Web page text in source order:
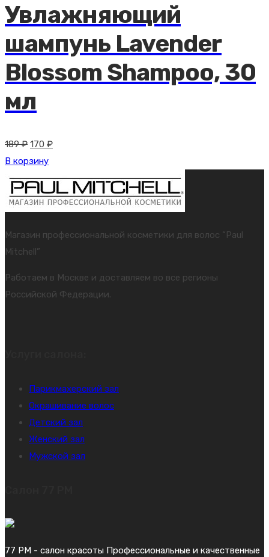
Увлажняющий
шампунь Lavender
Blossom Shampoo, 30
мл
189₽ Первоначальная
цена
составляла
189 ₽.
170 ₽Текущая
170 ₽.
В корзину
Магазин профессиональной косметики для волос “Paul
Mitchell”
Работаем в Москве и доставляем во все регионы
Российской Федерации.
Парикмахерский зал
Окрашивание волос
Детский зал
Женский зал
Мужской зал
77 PM - салон красоты Профессиональные и качественные